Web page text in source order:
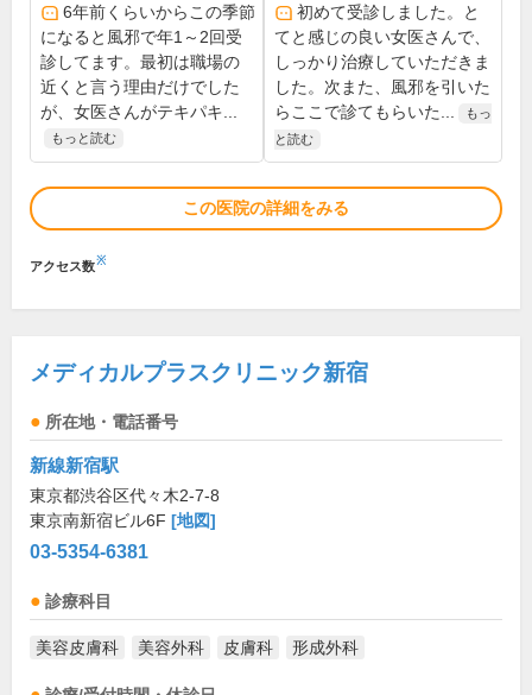
6年前くらいからこの季節
になると風邪で年1～2回受
診してます。最初は職場の
近くと言う理由だけでした
が、女医さんがテキパキ...
もっと読む
初めて受診しました。と
てと感じの良い女医さんで、
しっかり治療していただきま
した。次また、風邪を引いた
らここで診てもらいた...
もっ
と読む
この医院の詳細をみる
アクセス数※
メディカルプラスクリニック新宿
所在地・電話番号
新線新宿駅
東京都渋谷区代々木2-7-8
東京南新宿ビル6F [地図]
03-5354-6381
診療科目
美容皮膚科 美容外科 皮膚科 形成外科